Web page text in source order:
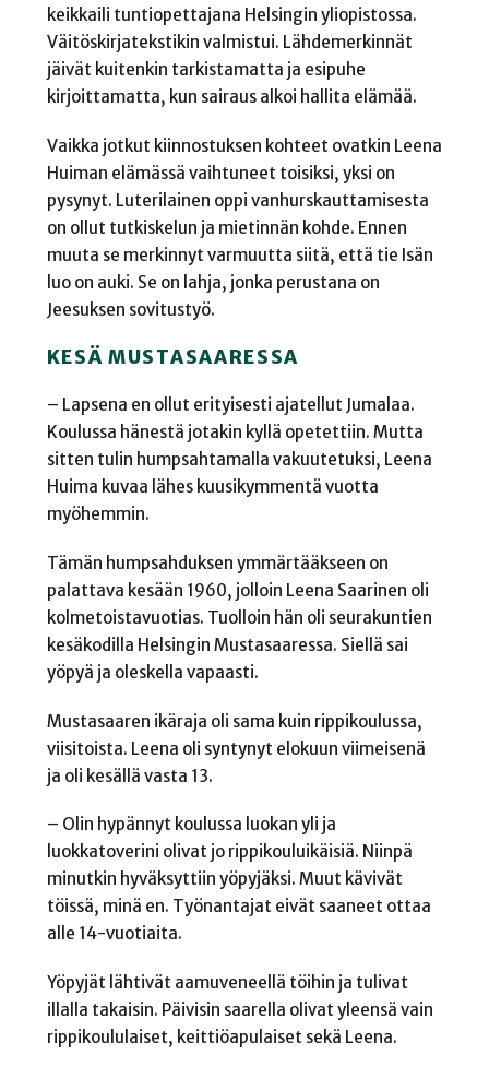
keikkaili tuntiopettajana Helsingin yliopistossa.
Väitöskirjatekstikin valmistui. Lähdemerkinnät
jäivät kuitenkin tarkistamatta ja esipuhe
kirjoittamatta, kun sairaus alkoi hallita elämää.
Vaikka jotkut kiinnostuksen kohteet ovatkin Leena
Huiman elämässä vaihtuneet toisiksi, yksi on
pysynyt. Luterilainen oppi vanhurskauttamisesta
on ollut tutkiskelun ja mietinnän kohde. Ennen
muuta se merkinnyt varmuutta siitä, että tie Isän
luo on auki. Se on lahja, jonka perustana on
Jeesuksen sovitustyö.
KESÄ MUSTASAARESSA
– Lapsena en ollut erityisesti ajatellut Jumalaa.
Koulussa hänestä jotakin kyllä opetettiin. Mutta
sitten tulin humpsahtamalla vakuutetuksi, Leena
Huima kuvaa lähes kuusikymmentä vuotta
myöhemmin.
Tämän humpsahduksen ymmärtääkseen on
palattava kesään 1960, jolloin Leena Saarinen oli
kolmetoistavuotias. Tuolloin hän oli seurakuntien
kesäkodilla Helsingin Mustasaaressa. Siellä sai
yöpyä ja oleskella vapaasti.
Mustasaaren ikäraja oli sama kuin rippikoulussa,
viisitoista. Leena oli syntynyt elokuun viimeisenä
ja oli kesällä vasta 13.
– Olin hypännyt koulussa luokan yli ja
luokkatoverini olivat jo rippikouluikäisiä. Niinpä
minutkin hyväksyttiin yöpyjäksi. Muut kävivät
töissä, minä en. Työnantajat eivät saaneet ottaa
alle 14-vuotiaita.
Yöpyjät lähtivät aamuveneellä töihin ja tulivat
illalla takaisin. Päivisin saarella olivat yleensä vain
rippikoululaiset, keittiöapulaiset sekä Leena.